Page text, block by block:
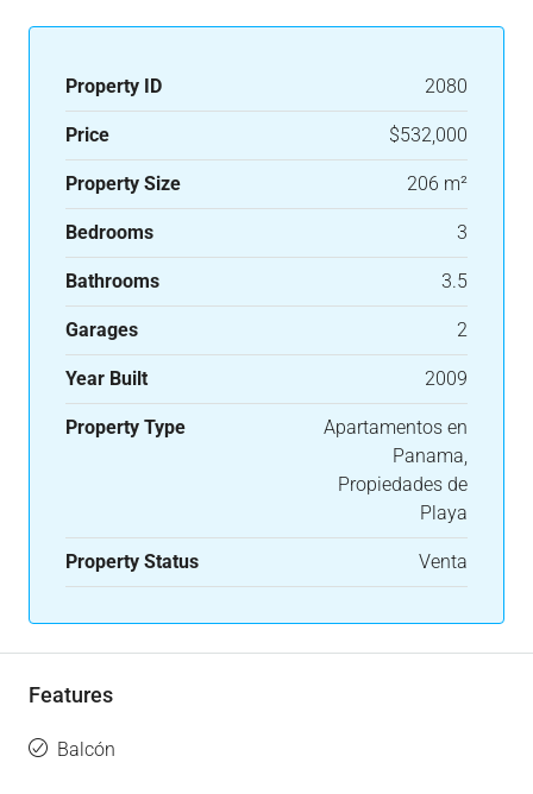
Property ID 2080
Price $532,000
Property Size 206 m²
Bedrooms 3
Bathrooms 3.5
Garages 2
Year Built 2009
Property Type
Apartamentos en
Panama,
Propiedades de
Playa
Property Status Venta
Features
Balcón